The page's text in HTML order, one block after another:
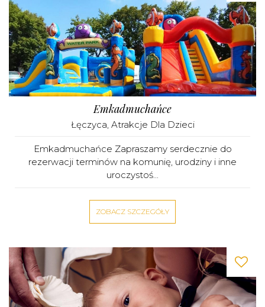
Emkadmuchańce
Łęczyca, Atrakcje Dla Dzieci
Emkadmuchańce Zapraszamy serdecznie do
rezerwacji terminów na komunię, urodziny i inne
uroczystoś...
ZOBACZ SZCZEGÓŁY